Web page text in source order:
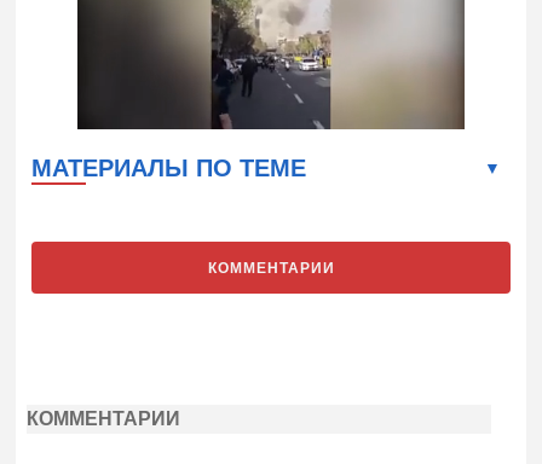
МАТЕРИАЛЫ ПО ТЕМЕ
КОММЕНТАРИИ
КОММЕНТАРИИ